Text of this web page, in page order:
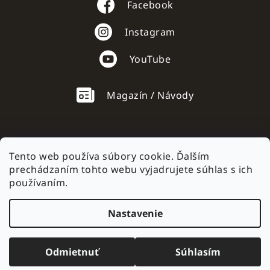
Tento web používa súbory cookie. Ďalším
prechádzaním tohto webu vyjadrujete súhlas s ich
používaním.
Nastavenie
Odmietnuť Súhlasím
Facebook
Instagram
YouTube
Magazín / Návody
AC mobile.cz
Vytvoril Shoptet